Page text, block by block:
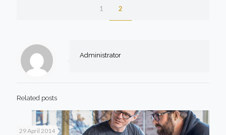
1 2
Administrator
Related posts
29 April 2014